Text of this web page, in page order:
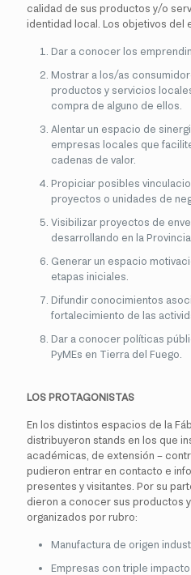
calidad de sus productos y/o
identidad local. Los objetivos del
Dar a conocer los
Mostrar a los/as
productos y servicios
compra de alguno de ellos.
Alentar un espacio de
empresas locales que
cadenas de valor.
Propiciar posibles
proyectos o unidades de
Visibilizar proyectos de
desarrollando en la Provincia.
Generar un espacio
etapas iniciales.
Difundir conocimientos
fortalecimiento de las
Dar a conocer políticas
PyMEs en Tierra del Fuego.
LOS PROTAGONISTAS
En los distintos espacios de la
distribuyeron stands en los que
académicas, de extensión –
pudieron entrar en contacto e
presentes y visitantes. Por su
dieron a conocer sus productos
organizados por rubro:
Manufactura de origen
Empresas con triple impacto